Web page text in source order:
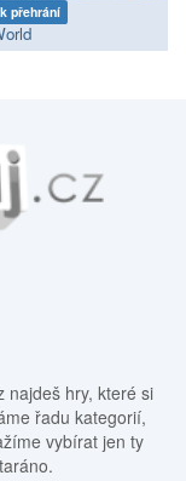
přehrání
najdeš hry, které si
řadu kategorií,
vybírat jen ty